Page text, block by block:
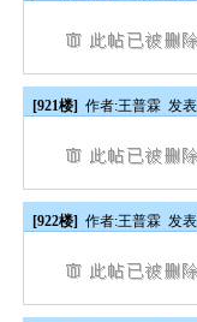
[921楼] 作者:王普霖 发
[922楼] 作者:王普霖 发